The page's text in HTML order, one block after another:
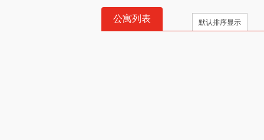
公寓列表 默认排序显示